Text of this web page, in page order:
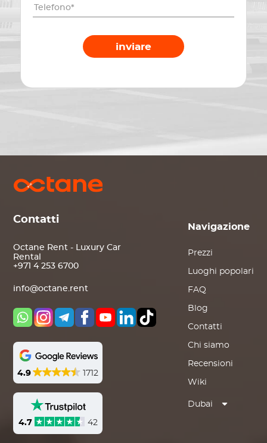
inviare
Contatti
Octane Rent - Luxury Car
Rental
+971 4 253 6700
info@octane.rent
4.9 1712
4.7 42
Navigazione
Prezzi
Luoghi popolari
FAQ
Blog
Contatti
Chi siamo
Recensioni
Wiki
Dubai